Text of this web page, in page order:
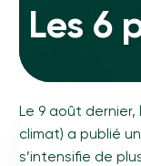
Les 6
Le 9 août
climat) a publié
s’intensifie de